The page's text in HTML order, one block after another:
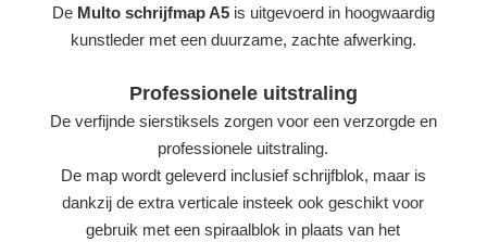
De Multo schrijfmap A5is uitgevoerd in hoogwaardig
kunstleder met een duurzame, zachte afwerking.
Professionele uitstraling
De verfijnde sierstiksels zorgen voor een verzorgde en
professionele uitstraling.
De map wordt geleverd inclusief schrijfblok, maar is
dankzij de extra verticale insteek ook geschikt voor
gebruik met een spiraalblok in plaats van het